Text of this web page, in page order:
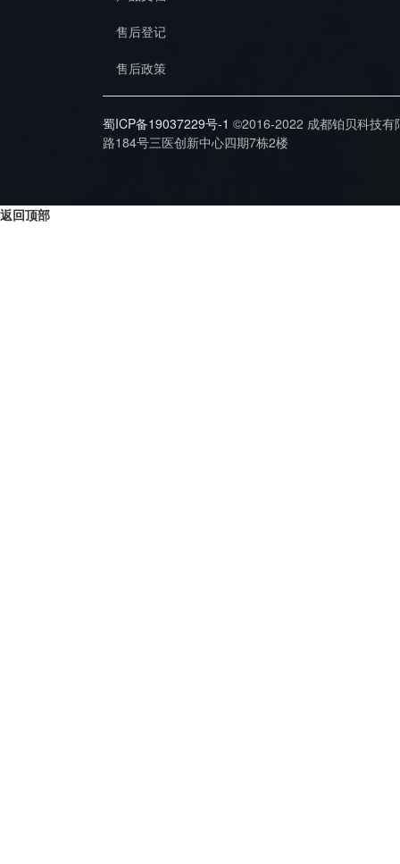
售后登记
售后政策
蜀ICP备19037229号-1 ©2016-2022 成都铂贝科技
路184号三医创新中心四期7栋2楼
返回顶部